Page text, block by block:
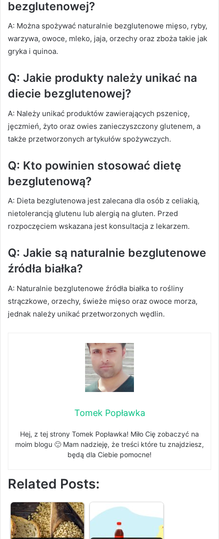
bezglutenowej?
A: Można spożywać naturalnie bezglutenowe mięso, ryby,
warzywa, owoce, mleko, jaja, orzechy oraz zboża takie jak
gryka i quinoa.
Q: Jakie produkty należy unikać na
diecie bezglutenowej?
A: Należy unikać produktów zawierających pszenicę,
jęczmień, żyto oraz owies zanieczyszczony glutenem, a
także przetworzonych artykułów spożywczych.
Q: Kto powinien stosować dietę
bezglutenową?
A: Dieta bezglutenowa jest zalecana dla osób z celiakią,
nietolerancją glutenu lub alergią na gluten. Przed
rozpoczęciem wskazana jest konsultacja z lekarzem.
Q: Jakie są naturalnie bezglutenowe
źródła białka?
A: Naturalnie bezglutenowe źródła białka to rośliny
strączkowe, orzechy, świeże mięso oraz owoce morza,
jednak należy unikać przetworzonych wędlin.
Tomek Popławka
Hej, z tej strony Tomek Popławka! Miło Cię zobaczyć na
moim blogu 🙂 Mam nadzieję, że treści które tu znajdziesz,
będą dla Ciebie pomocne!
Related Posts: